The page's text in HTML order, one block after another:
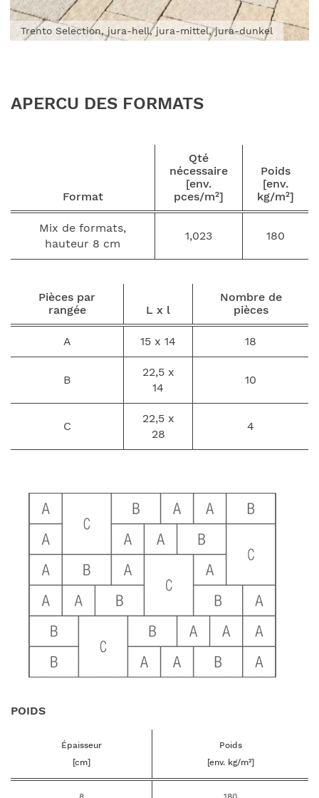
Trento Selection, jura-hell, jura-mittel, jura-dunkel
APERCU DES FORMATS
Format
Qté
nécessaire
[env.
pces/m²]
Poids
[env.
kg/m²]
Mix de formats,
hauteur 8 cm
1,023 180
Pièces par
rangée
L x l
Nombre de
pièces
A 15 x 14 18
B
22,5 x
14
10
C
22,5 x
28
4
POIDS
Épaisseur
[cm]
Poids
[env. kg/m²]